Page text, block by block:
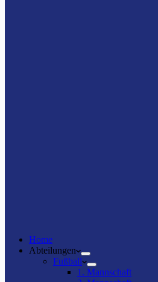
Home
Abteilungen
Fußball
1. Mannschaft